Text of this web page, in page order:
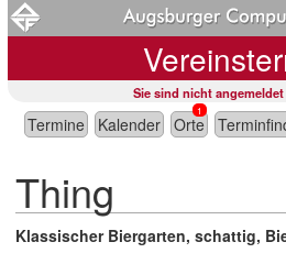
Sie sind nicht angemeldet
Termine Kalender Orte
1
Thing
Klassischer Biergarten, schattig,